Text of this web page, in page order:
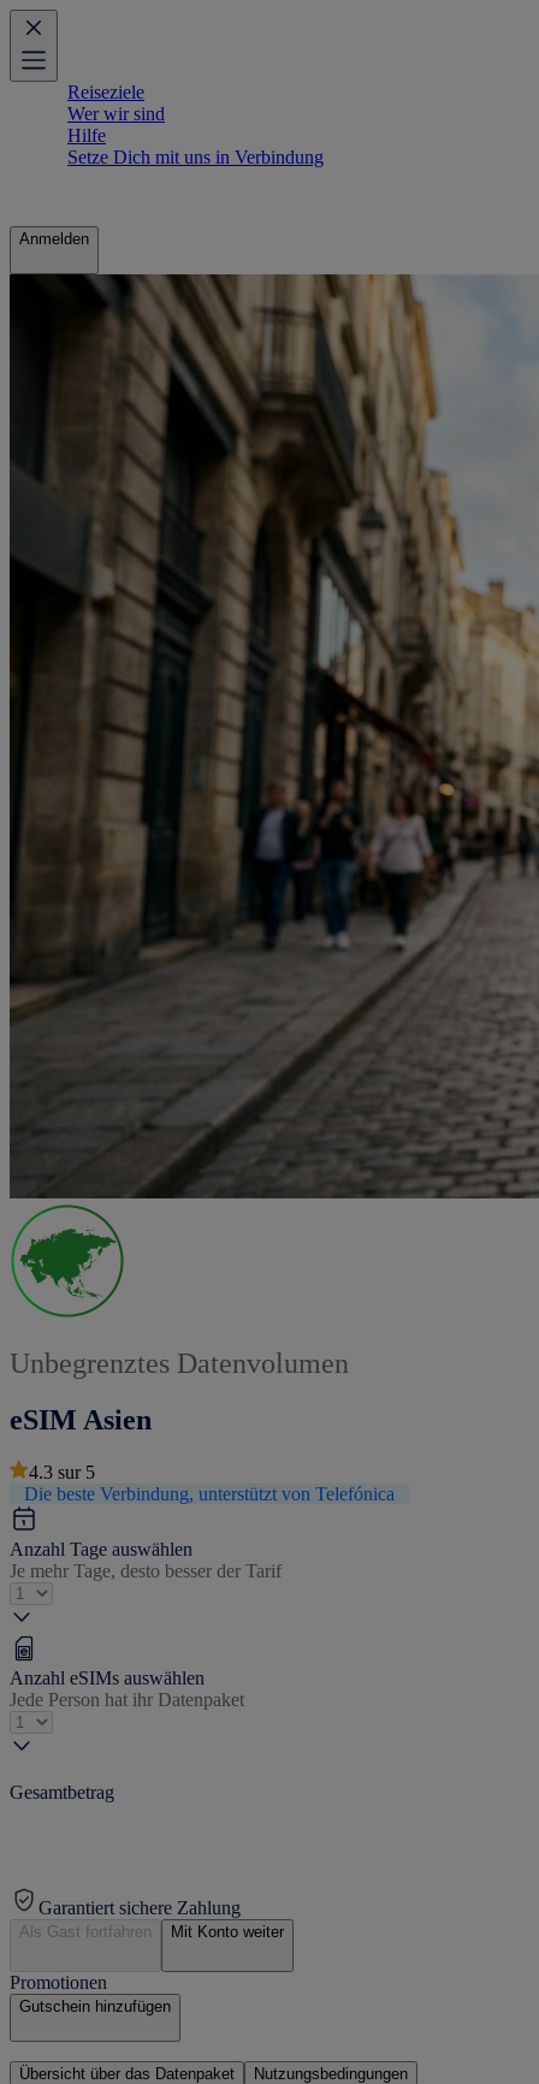
Reiseziele
Wer wir sind
Hilfe
Setze Dich mit uns in Verbindung
Anmelden
Unbegrenztes Datenvolumen
eSIM Asien
4.3 sur 5
Die beste Verbindung, unterstützt von Telefónica
Anzahl Tage auswählen
Je mehr Tage, desto besser der Tarif
Anzahl eSIMs auswählen
Jede Person hat ihr Datenpaket
Gesamtbetrag
Garantiert sichere Zahlung
Als Gast fortfahren Mit Konto weiter
Promotionen
Gutschein hinzufügen
Übersicht über das Datenpaket Nutzungsbedingungen